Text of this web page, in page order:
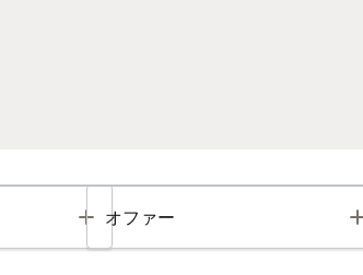
Toggle
オファー